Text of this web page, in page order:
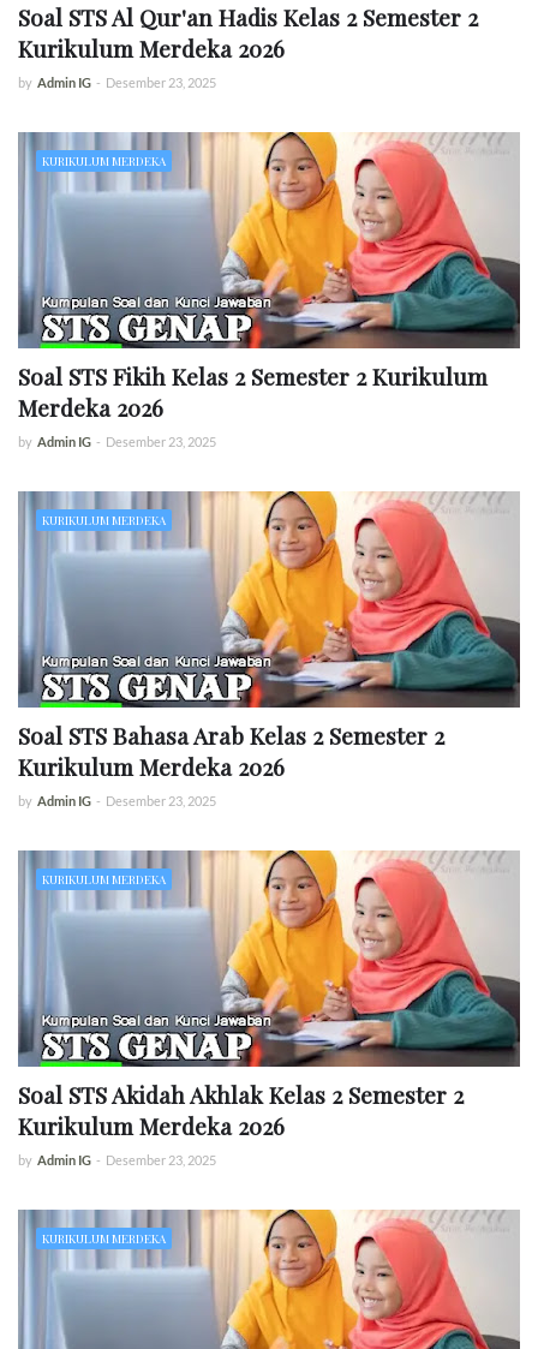
Soal STS Al Qur'an Hadis Kelas 2 Semester 2
Kurikulum Merdeka 2026
by Admin IG - Desember 23, 2025
KURIKULUM MERDEKA
Soal STS Fikih Kelas 2 Semester 2 Kurikulum
Merdeka 2026
by Admin IG - Desember 23, 2025
KURIKULUM MERDEKA
Soal STS Bahasa Arab Kelas 2 Semester 2
Kurikulum Merdeka 2026
by Admin IG - Desember 23, 2025
KURIKULUM MERDEKA
Soal STS Akidah Akhlak Kelas 2 Semester 2
Kurikulum Merdeka 2026
by Admin IG - Desember 23, 2025
KURIKULUM MERDEKA